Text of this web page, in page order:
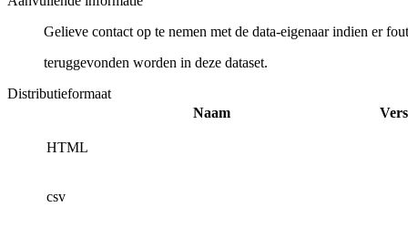
Gelieve contact op te nemen met de data-eigenaar indien er
teruggevonden worden in deze dataset.
Distributieformaat
Naam
HTML
csv